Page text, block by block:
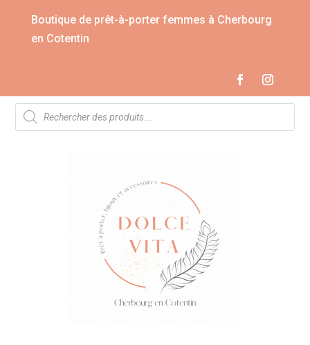
Boutique de prêt-à-porter femmes à Cherbourg
en Cotentin
Recherche
de
produits